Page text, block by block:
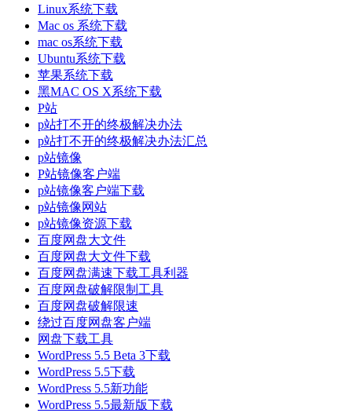
Linux系统下载
Mac os 系统下载
mac os系统下载
Ubuntu系统下载
苹果系统下载
黑MAC OS X系统下载
P站
p站打不开的终极解决办法
p站打不开的终极解决办法汇总
p站镜像
P站镜像客户端
p站镜像客户端下载
p站镜像网站
p站镜像资源下载
百度网盘大文件
百度网盘大文件下载
百度网盘满速下载工具利器
百度网盘破解限制工具
百度网盘破解限速
绕过百度网盘客户端
网盘下载工具
WordPress 5.5 Beta 3下载
WordPress 5.5下载
WordPress 5.5新功能
WordPress 5.5最新版下载